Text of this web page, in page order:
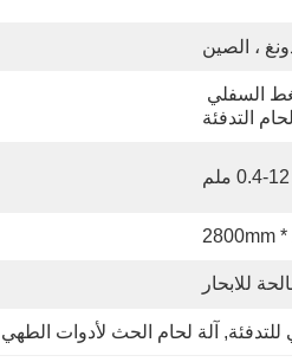
، الصين
التدفئة
0.4-12 ملم
2800mm
للابحار
, آلة لحام الحث لأدوات الطهي